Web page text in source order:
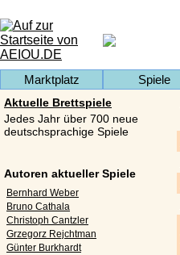
Marktplatz Spiele
Aktuelle Brettspiele
Jedes Jahr über 700 neue
deutschsprachige Spiele
Autoren aktueller Spiele
Bernhard Weber
Bruno Cathala
Christoph Cantzler
Grzegorz Rejchtman
Günter Burkhardt